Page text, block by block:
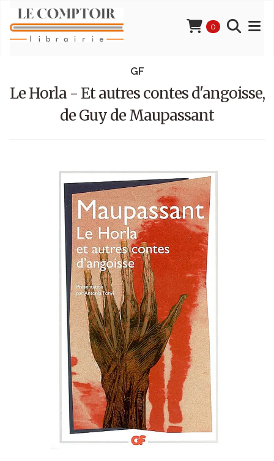
0
GF
Le Horla - Et autres contes d'angoisse,
de Guy de Maupassant